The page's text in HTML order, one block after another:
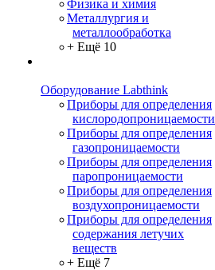
Физика и химия
Металлургия и
металлообработка
+ Ещё 10
Оборудование Labthink
Приборы для определения
кислородопроницаемости
Приборы для определения
газопроницаемости
Приборы для определения
паропроницаемости
Приборы для определения
воздухопроницаемости
Приборы для определения
содержания летучих
веществ
+ Ещё 7